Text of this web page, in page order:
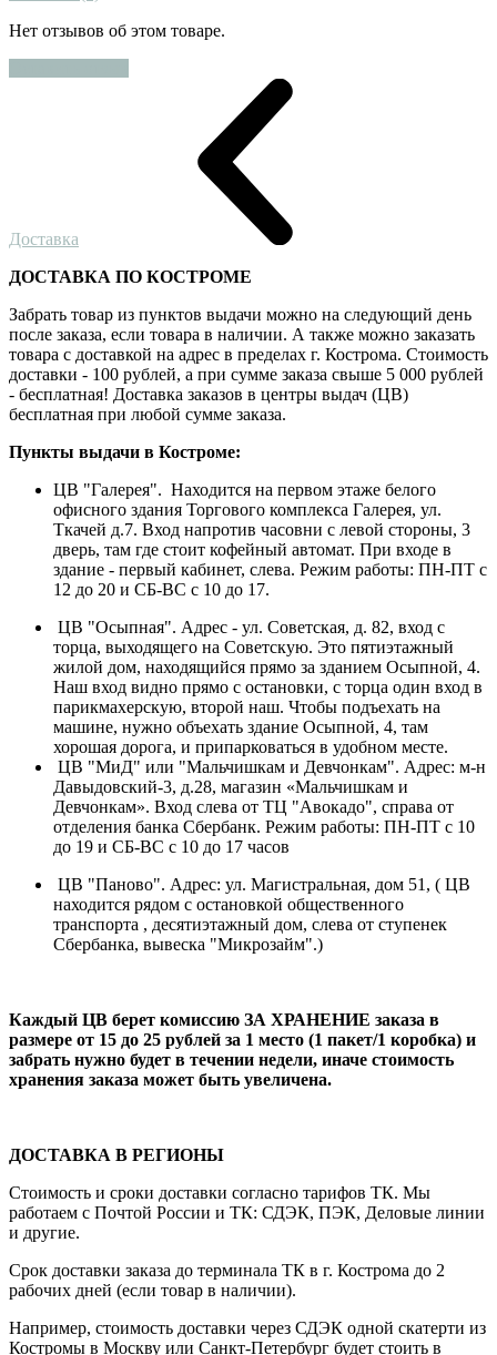
Нет отзывов об этом товаре.
Доставка
ДОСТАВКА ПО КОСТРОМЕ
Забрать товар из пунктов выдачи можно на следующий день
после заказа, если товара в наличии. А также можно заказать
товара с доставкой на адрес в пределах г. Кострома. Стоимость
доставки - 100 рублей, а при сумме заказа свыше 5 000 рублей
- бесплатная! Доставка заказов в центры выдач (ЦВ)
бесплатная при любой сумме заказа.
Пункты выдачи в Костроме:
ЦВ "Галерея". Находится на первом этаже белого
офисного здания Торгового комплекса Галерея, ул.
Ткачей д.7. Вход напротив часовни с левой стороны, 3
дверь, там где стоит кофейный автомат. При входе в
здание - первый кабинет, слева. Режим работы: ПН-ПТ с
12 до 20 и СБ-ВС с 10 до 17.
ЦВ "Осыпная". Адрес - ул. Советская, д. 82, вход с
торца, выходящего на Советскую. Это пятиэтажный
жилой дом, находящийся прямо за зданием Осыпной, 4.
Наш вход видно прямо с остановки, с торца один вход в
парикмахерскую, второй наш. Чтобы подъехать на
машине, нужно объехать здание Осыпной, 4, там
хорошая дорога, и припарковаться в удобном месте.
ЦВ "МиД" или "Мальчишкам и Девчонкам". Адрес: м-н
Давыдовский-3, д.28, магазин «Мальчишкам и
Девчонкам». Вход слева от ТЦ "Авокадо", справа от
отделения банка Сбербанк. Режим работы: ПН-ПТ с 10
до 19 и СБ-ВС с 10 до 17 часов
ЦВ "Паново". Адрес: ул. Магистральная, дом 51, ( ЦВ
находится рядом с остановкой общественного
транспорта , десятиэтажный дом, слева от ступенек
Сбербанка, вывеска "Микрозайм".)
Каждый ЦВ берет комиссию ЗА ХРАНЕНИЕ заказа в
размере от 15 до 25 рублей за 1 место (1 пакет/1 коробка) и
забрать нужно будет в течении недели, иначе стоимость
хранения заказа может быть увеличена.
ДОСТАВКА В РЕГИОНЫ
Стоимость и сроки доставки согласно тарифов ТК. Мы
работаем с Почтой России и ТК: СДЭК, ПЭК, Деловые линии
и другие.
Срок доставки заказа до терминала ТК в г. Кострома до 2
рабочих дней (если товар в наличии).
Например, стоимость доставки через СДЭК одной скатерти из
Костромы в Москву или Санкт-Петербург будет стоить в